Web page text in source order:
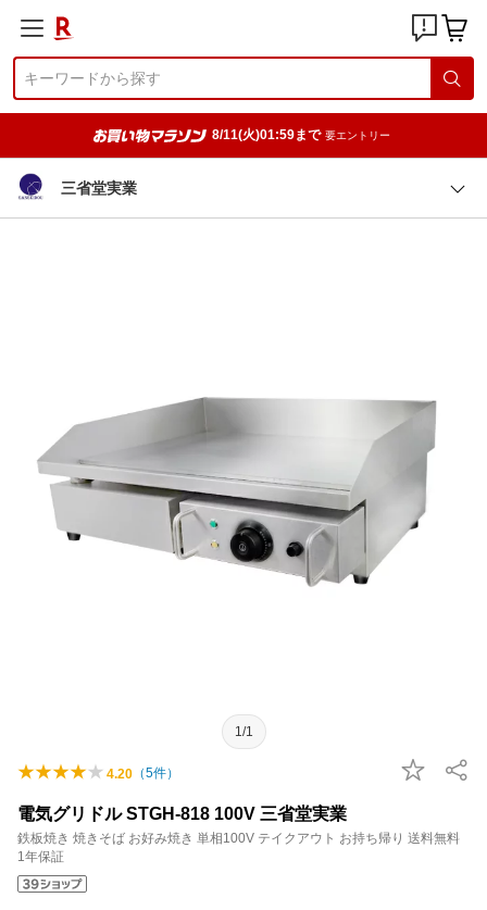
8/11(火)01:59まで 要エントリー
三省堂実業
1/1
4.20 （5件）
電気グリドル STGH-818 100V 三省堂実業
鉄板焼き 焼きそば お好み焼き 単相100V テイクアウト お持ち帰り 送料無料
1年保証